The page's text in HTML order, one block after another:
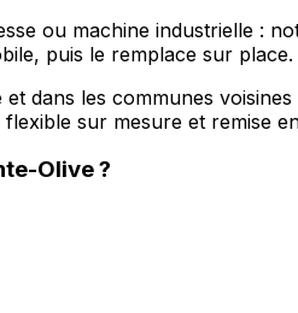
ou machine industrielle :
puis le remplace sur place.
dans les communes
sur mesure et remise
Olive?